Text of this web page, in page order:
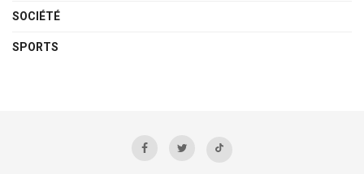
SOCIÉTÉ
SPORTS